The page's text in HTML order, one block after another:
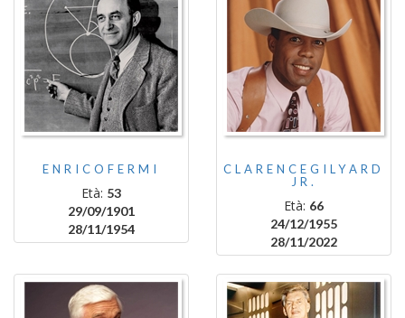
ENRICOFERMI
Età: 53
29/09/1901
28/11/1954
CLARENCEGILYARD
JR.
Età: 66
24/12/1955
28/11/2022